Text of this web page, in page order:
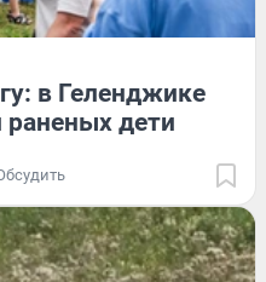
в Геленджике
раненых дети